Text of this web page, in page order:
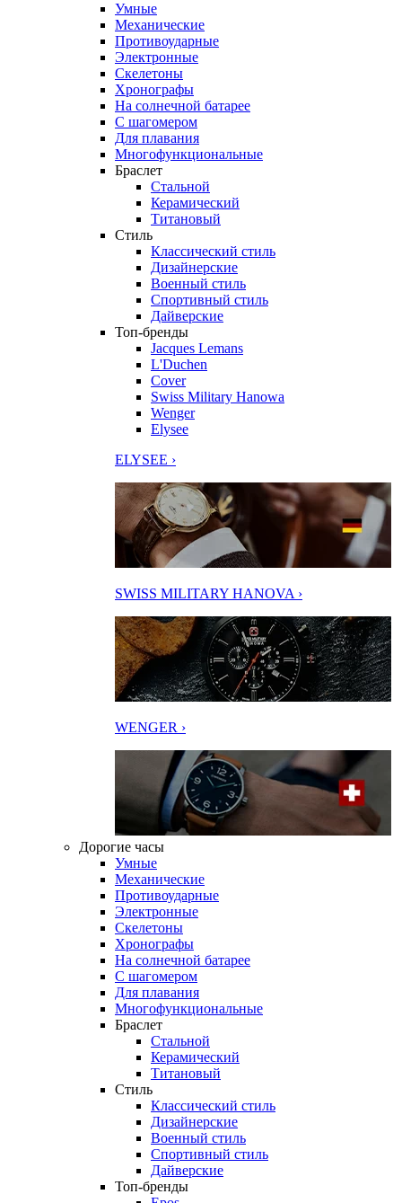
Умные
Механические
Противоударные
Электронные
Скелетоны
Хронографы
На солнечной батарее
С шагомером
Для плавания
Многофункциональные
Браслет
Стальной
Керамический
Титановый
Стиль
Классический стиль
Дизайнерские
Военный стиль
Спортивный стиль
Дайверские
Топ-бренды
Jacques Lemans
L'Duchen
Cover
Swiss Military Hanowa
Wenger
Elysee
ELYSEE ›
SWISS MILITARY HANOVA ›
WENGER ›
Дорогие часы
Умные
Механические
Противоударные
Электронные
Скелетоны
Хронографы
На солнечной батарее
С шагомером
Для плавания
Многофункциональные
Браслет
Стальной
Керамический
Титановый
Стиль
Классический стиль
Дизайнерские
Военный стиль
Спортивный стиль
Дайверские
Топ-бренды